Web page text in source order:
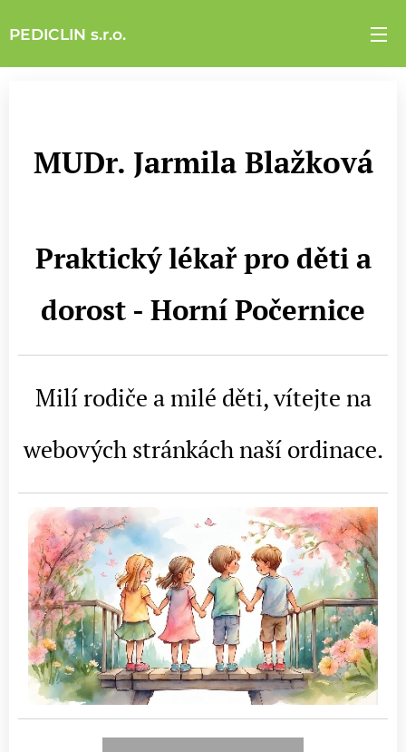
PEDICLIN s.r.o.
MUDr. Jarmila Blažková
Praktický lékař pro děti a
dorost - Horní Počernice
Milí rodiče a milé děti, vítejte na
webových stránkách naší ordinace.